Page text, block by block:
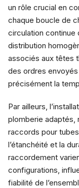
un rôle crucial en
chaque boucle de
circulation continue
distribution
associés aux têtes
des ordres
précisément la
Par ailleurs,
plomberie adaptés,
raccords pour
l’étanchéité et la
raccordement
configurations,
fiabilité de